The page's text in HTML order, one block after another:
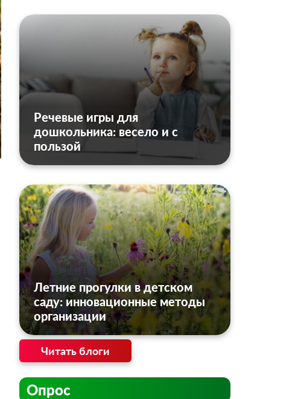
Речевые игры для
дошкольника: весело и с
пользой
Летние прогулки в детском
саду: инновационные методы
организации
Читать блоги
Опрос